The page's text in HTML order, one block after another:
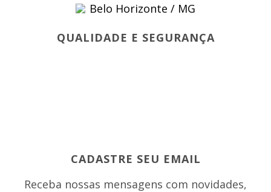
Belo Horizonte / MG
QUALIDADE E SEGURANÇA
CADASTRE SEU EMAIL
Receba nossas mensagens com novidades,